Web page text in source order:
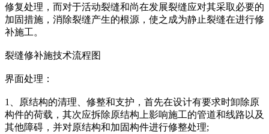
修复处理，而对于活动裂缝和尚在发展裂缝应对其采取必要的
加固措施，消除裂缝产生的根源，使之成为静止裂缝在进行修
补施工。
裂缝修补施技术流程图
界面处理：
1、原结构的清理、修整和支护，首先在设计有要求时卸除原
构件的荷载，其次应拆除原结构上影响施工的管道和线路以及
其他障碍，并对原结构和加固构件进行修整处理;